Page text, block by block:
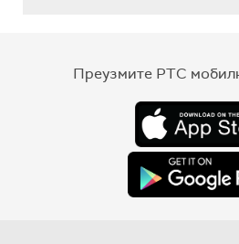
Преузмите РТС